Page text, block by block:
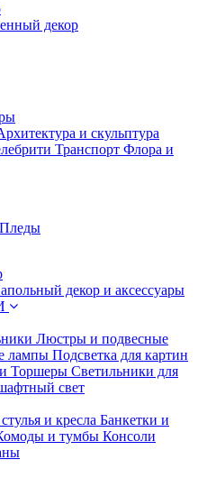
декор
и скульптура
Транспорт Флора и
Пледы
декор и аксессуары
Люстры и подвесные
лампы Подсветка для картин
Торшеры Светильники для
свет
и кресла Банкетки и
и тумбы Консоли